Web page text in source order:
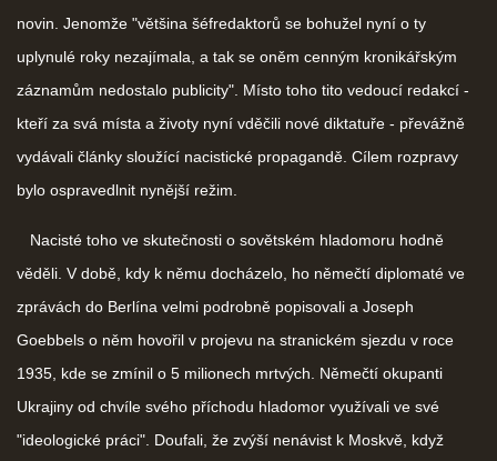
novin. Jenomže "většina šéfredaktorů se bohužel nyní o ty
uplynulé roky nezajímala, a tak se oněm cenným kronikářským
záznamům nedostalo publicity". Místo toho tito vedoucí redakcí -
kteří za svá místa a životy nyní vděčili nové diktatuře - převážně
vydávali články sloužící nacistické propagandě. Cílem rozpravy
bylo ospravedlnit nynější režim.
Nacisté toho ve skutečnosti o sovětském hladomoru hodně
věděli. V době, kdy k němu docházelo, ho němečtí diplomaté ve
zprávách do Berlína velmi podrobně popisovali a Joseph
Goebbels o něm hovořil v projevu na stranickém sjezdu v roce
1935, kde se zmínil o 5 milionech mrtvých. Němečtí okupanti
Ukrajiny od chvíle svého příchodu hladomor využívali ve své
"ideologické práci". Doufali, že zvýší nenávist k Moskvě, když